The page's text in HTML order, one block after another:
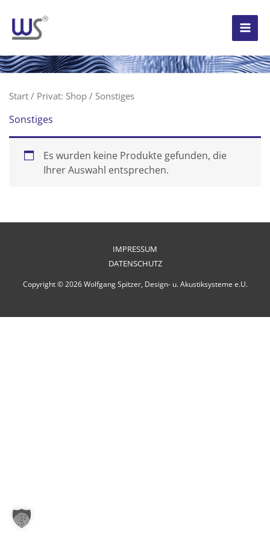
Inhalt
springen
Start / Privat: Shop / Sonstiges
Sonstiges
Es wurden keine Produkte gefunden, die
Ihrer Auswahl entsprechen.
IMPRESSUM
DATENSCHUTZ
Copyright © 2026 Wolfgang Spitzer, Design- u. Akustiksysteme e.U.